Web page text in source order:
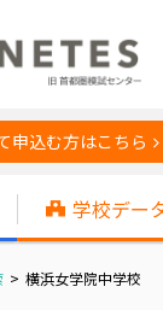
申込む方はこちら
学校デー
横浜女学院中学校